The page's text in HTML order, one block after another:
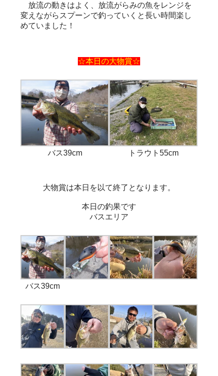
放流の動きはよく、放流がらみの魚をレンジを
変えながらスプーンで釣っていくと長い時間楽し
めていました！
☆本日の大物賞☆
バス39cm トラウト55cm
大物賞は本日を以て終了となります。
本日の釣果です
バスエリア
バス39cm